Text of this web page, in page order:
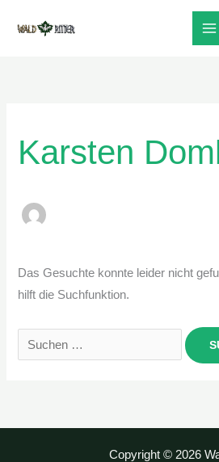
Inhalt
Karsten
Das Gesuchte konnte leider nicht
hilft die Suchfunktion.
nach:
Copyright © 2026